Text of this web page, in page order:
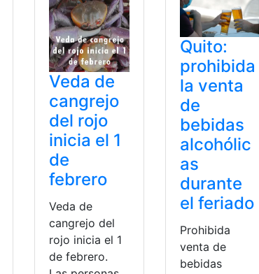
Veda de
cangrejo
del rojo
inicia el 1
de
febrero
Veda de
cangrejo del
rojo inicia el 1
de febrero.
Quito:
prohibida
la venta
de
bebidas
alcohólic
as
durante
el feriado
Prohibida
venta de
bebidas